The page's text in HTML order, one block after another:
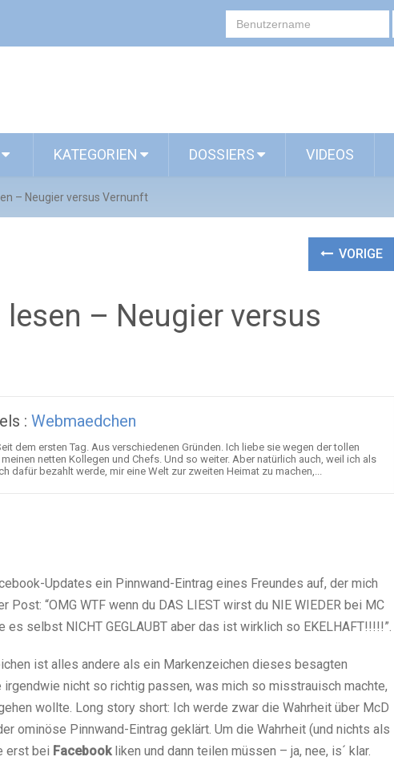
KATEGORIEN DOSSIERS VIDEOS
– Neugier versus Vernunft
VORIGE
lesen – Neugier versus
: Webmaedchen
dem ersten Tag. Aus verschiedenen Gründen. Ich liebe sie wegen der tollen
netten Kollegen und Chefs. Und so weiter. Aber natürlich auch, weil ich als
dafür bezahlt werde, mir eine Welt zur zweiten Heimat zu machen,...
Updates ein Pinnwand-Eintrag eines Freundes auf, der mich
“OMG WTF wenn du DAS LIEST wirst du NIE WIEDER bei MC
es selbst NICHT GEGLAUBT aber das ist wirklich so EKELHAFT!!!!!”.
ist alles andere als ein Markenzeichen dieses besagten
irgendwie nicht so richtig passen, was mich so misstrauisch machte,
wollte. Long story short: Ich werde zwar die Wahrheit über McD
ominöse Pinnwand-Eintrag geklärt. Um die Wahrheit (und nichts als
erst bei Facebookliken und dann teilen müssen – ja, nee, is´ klar.